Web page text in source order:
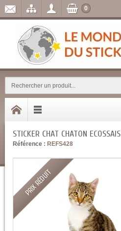
0
STICKER CHAT CHATON ECOSSAIS
Référence : REFS428
PRIX RÉDUIT